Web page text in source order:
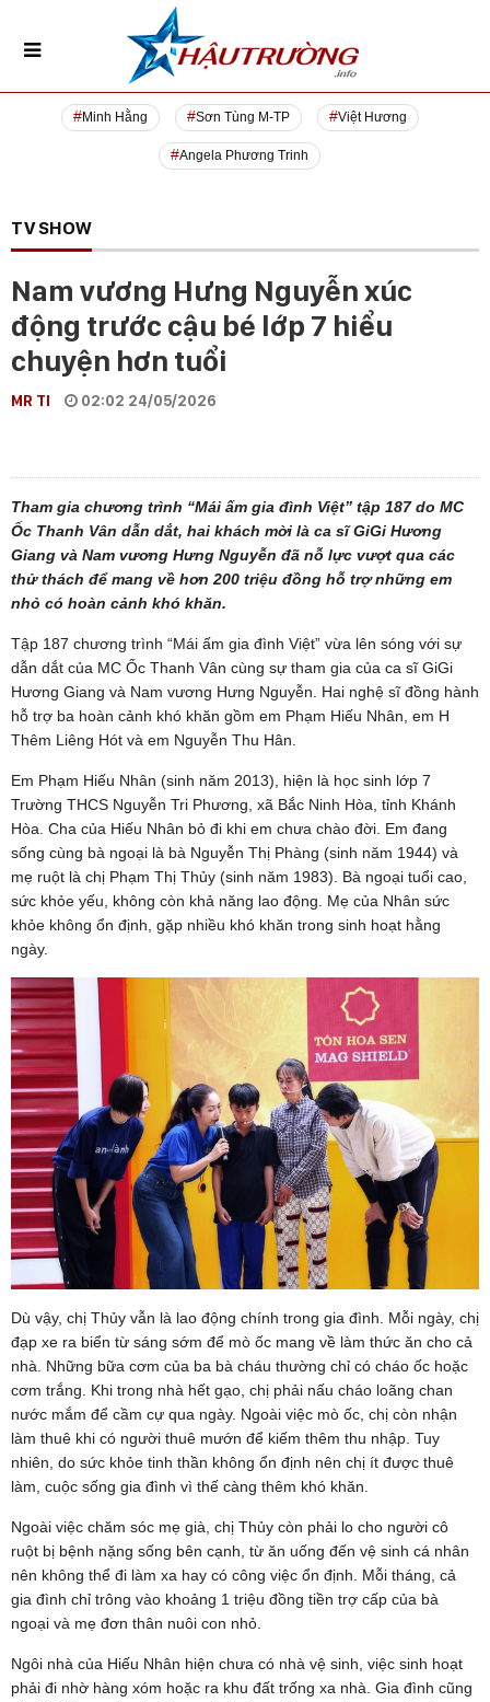
Minh Hằng Sơn Tùng M-TP Việt Hương
Angela Phương Trinh
TV SHOW
Nam vương Hưng Nguyễn xúc
động trước cậu bé lớp 7 hiểu
chuyện hơn tuổi
MR TI 02:02 24/05/2026
Tham gia chương trình “Mái ấm gia đình Việt” tập 187 do MC
Ốc Thanh Vân dẫn dắt, hai khách mời là ca sĩ GiGi Hương
Giang và Nam vương Hưng Nguyễn đã nỗ lực vượt qua các
thử thách để mang về hơn 200 triệu đồng hỗ trợ những em
nhỏ có hoàn cảnh khó khăn.
Tập 187 chương trình “Mái ấm gia đình Việt” vừa lên sóng với sự
dẫn dắt của MC Ốc Thanh Vân cùng sự tham gia của ca sĩ GiGi
Hương Giang và Nam vương Hưng Nguyễn. Hai nghệ sĩ đồng hành
hỗ trợ ba hoàn cảnh khó khăn gồm em Phạm Hiếu Nhân, em H
Thêm Liêng Hót và em Nguyễn Thu Hân.
Em Phạm Hiếu Nhân (sinh năm 2013), hiện là học sinh lớp 7
Trường THCS Nguyễn Tri Phương, xã Bắc Ninh Hòa, tỉnh Khánh
Hòa. Cha của Hiếu Nhân bỏ đi khi em chưa chào đời. Em đang
sống cùng bà ngoại là bà Nguyễn Thị Phàng (sinh năm 1944) và
mẹ ruột là chị Phạm Thị Thủy (sinh năm 1983). Bà ngoại tuổi cao,
sức khỏe yếu, không còn khả năng lao động. Mẹ của Nhân sức
khỏe không ổn định, gặp nhiều khó khăn trong sinh hoạt hằng
ngày.
Dù vậy, chị Thủy vẫn là lao động chính trong gia đình. Mỗi ngày, chị
đạp xe ra biển từ sáng sớm để mò ốc mang về làm thức ăn cho cả
nhà. Những bữa cơm của ba bà cháu thường chỉ có cháo ốc hoặc
cơm trắng. Khi trong nhà hết gạo, chị phải nấu cháo loãng chan
nước mắm để cầm cự qua ngày. Ngoài việc mò ốc, chị còn nhận
làm thuê khi có người thuê mướn để kiếm thêm thu nhập. Tuy
nhiên, do sức khỏe tinh thần không ổn định nên chị ít được thuê
làm, cuộc sống gia đình vì thế càng thêm khó khăn.
Ngoài việc chăm sóc mẹ già, chị Thủy còn phải lo cho người cô
ruột bị bệnh nặng sống bên cạnh, từ ăn uống đến vệ sinh cá nhân
nên không thể đi làm xa hay có công việc ổn định. Mỗi tháng, cả
gia đình chỉ trông vào khoảng 1 triệu đồng tiền trợ cấp của bà
ngoại và mẹ đơn thân nuôi con nhỏ.
Ngôi nhà của Hiếu Nhân hiện chưa có nhà vệ sinh, việc sinh hoạt
phải đi nhờ hàng xóm hoặc ra khu đất trống xa nhà. Gia đình cũng